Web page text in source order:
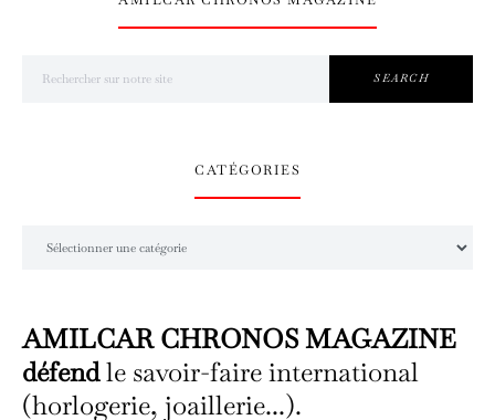
SEARCH
CATÉGORIES
AMILCAR CHRONOS MAGAZINE
défendle savoir-faire international
(horlogerie, joaillerie...).